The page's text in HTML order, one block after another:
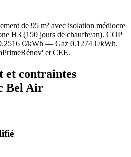
de 95 m² avec isolation médiocre
H3 (150 jours de chauffe/an). COP
€/kWh — Gaz 0.1274 €/kWh.
et CEE.
et contraintes
Bel Air